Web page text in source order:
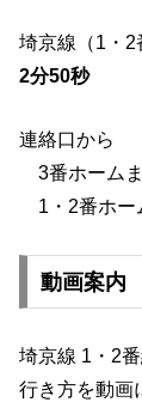
埼京線（1・2
2分50秒
連絡口から
3番ホーム
1・2番ホー
動画案内
埼京線 1・2
行き方を動画